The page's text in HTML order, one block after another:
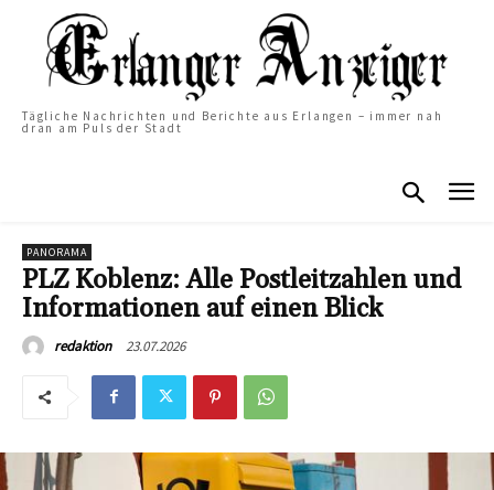
Tägliche Nachrichten und Berichte aus Erlangen – immer nah
dran am Puls der Stadt
PANORAMA
PLZ Koblenz: Alle Postleitzahlen und
Informationen auf einen Blick
redaktion 23.07.2026